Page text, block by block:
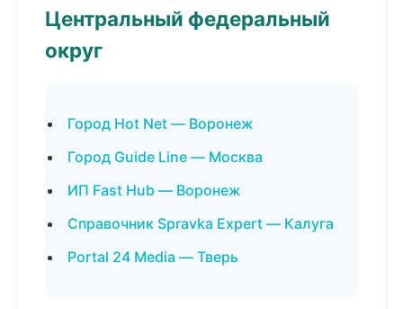
Центральный федеральный
округ
Город Hot Net — Воронеж
Город Guide Line — Москва
ИП Fast Hub — Воронеж
Справочник Spravka Expert — Калуга
Portal 24 Media — Тверь